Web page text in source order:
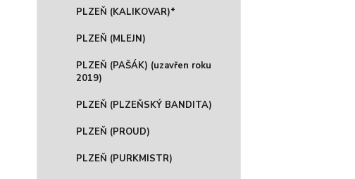
PLZEŇ (KALIKOVAR)*
PLZEŇ (MLEJN)
PLZEŇ (PAŠÁK) (uzavřen roku
2019)
PLZEŇ (PLZEŇSKÝ BANDITA)
PLZEŇ (PROUD)
PLZEŇ (PURKMISTR)